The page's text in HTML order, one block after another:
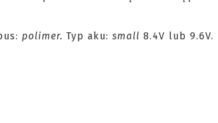
polimer. Typ aku: small 8.4V lub 9.6V.